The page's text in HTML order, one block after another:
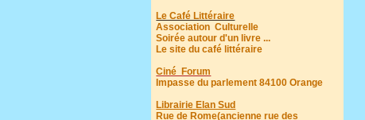
Le Café Littéraire
Association Culturelle
Soirée autour d'un livre ...
Le site du café littéraire
Ciné Forum
Impasse du parlement 84100 Orange
Librairie Elan Sud
Rue de Rome(ancienne rue des